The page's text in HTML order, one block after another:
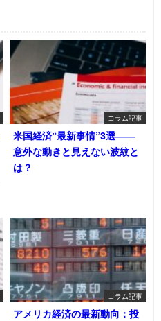
コラム記事
米国経済“最新事情”3選――
意外な動きと見えない波紋と
は？
コラム記事
アメリカ経済の最新動向：投